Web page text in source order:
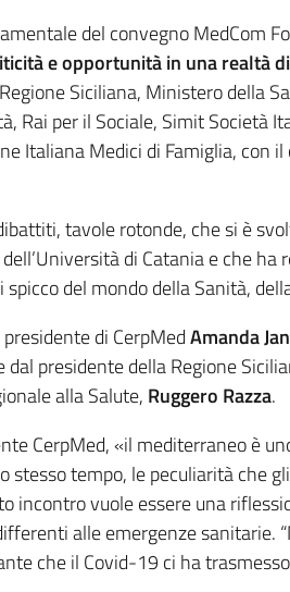
del convegno MedCom
e opportunità in una realtà
Siciliana, Ministero della
Rai per il Sociale, Simit Società
Italiana Medici di Famiglia, con
tavole rotonde, che si è
di Catania e che
del mondo della Sanità,
di CerpMedAmanda
dal presidente della Regione
alla Salute, Ruggero Razza.
CerpMed, «il mediterraneo è
tempo, le peculiarità che
incontro vuole essere una
alle emergenze sanitarie.
che il Covid-19 ci ha